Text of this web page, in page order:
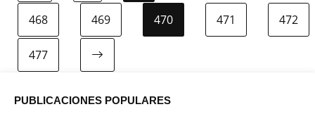
468 469 470 471 472
477
PUBLICACIONES POPULARES